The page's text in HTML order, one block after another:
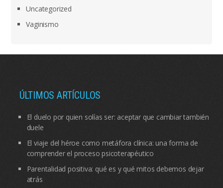
Uncategorized
Vaginismo
ÚLTIMOS ARTÍCULOS
El duelo por quien solías ser: aceptar que cambiar también
duele
El viaje del héroe como metáfora clínica: una forma de
comprender el proceso psicoterapéutico
Parentalidad positiva: qué es y qué mitos debemos dejar
atrás